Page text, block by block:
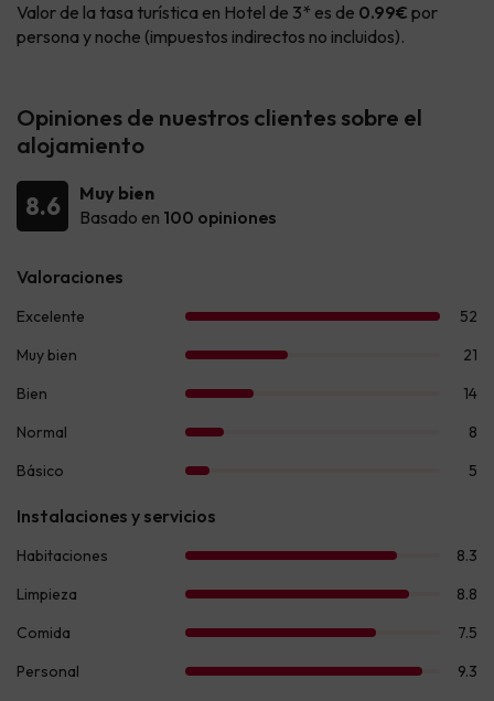
Valor de la tasa turística en Hotel de 3* es de 0.99€ por
persona y noche (impuestos indirectos no incluidos).
Opiniones de nuestros clientes sobre el
alojamiento
8.6
Muy bien
Basado en 100 opiniones